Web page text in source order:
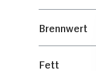
Brennwert
Fett